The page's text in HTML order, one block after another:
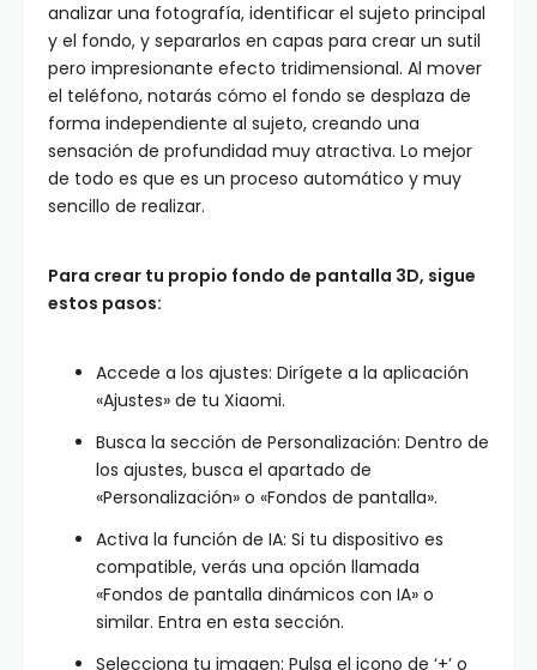
analizar una fotografía, identificar el sujeto principal
y el fondo, y separarlos en capas para crear un sutil
pero impresionante efecto tridimensional. Al mover
el teléfono, notarás cómo el fondo se desplaza de
forma independiente al sujeto, creando una
sensación de profundidad muy atractiva. Lo mejor
de todo es que es un proceso automático y muy
sencillo de realizar.
Para crear tu propio fondo de pantalla 3D, sigue
estos pasos:
Accede a los ajustes: Dirígete a la aplicación
«Ajustes» de tu Xiaomi.
Busca la sección de Personalización: Dentro de
los ajustes, busca el apartado de
«Personalización» o «Fondos de pantalla».
Activa la función de IA: Si tu dispositivo es
compatible, verás una opción llamada
«Fondos de pantalla dinámicos con IA» o
similar. Entra en esta sección.
Selecciona tu imagen: Pulsa el icono de ‘+’ o